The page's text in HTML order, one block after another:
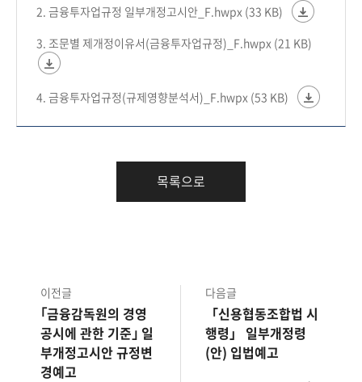
2. 금융투자업규정 일부개정고시안_F.hwpx (33 KB)
3. 조문별 제개정이유서(금융투자업규정)_F.hwpx (21 KB)
4. 금융투자업규정(규제영향분석서)_F.hwpx (53 KB)
목록으로
이전글
｢금융감독원의 경영
공시에 관한 기준｣ 일
부개정고시안 규정변
경예고
다음글
「신용협동조합법 시
행령」 일부개정령
(안) 입법예고